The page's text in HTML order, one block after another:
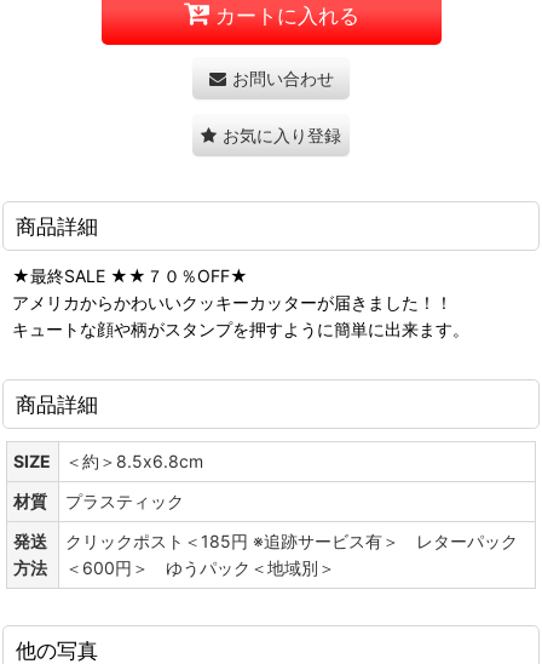
カートに入れる
お問い合わせ
お気に入り登録
商品詳細
★最終SALE ★★７０％OFF★
アメリカからかわいいクッキーカッターが届きました！！
キュートな顔や柄がスタンプを押すように簡単に出来ます。
商品詳細
SIZE
＜約＞8.5x6.8cm
材質
プラスティック
発送
方法
クリックポスト＜185円 ※追跡サービス有＞ レターパック
＜600円＞ ゆうパック＜地域別＞
他の写真